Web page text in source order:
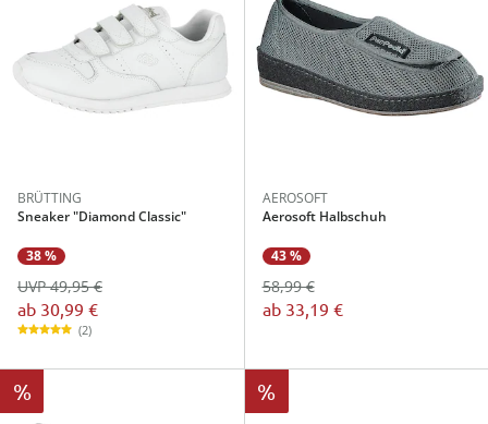
BRÜTTING
Sneaker "Diamond Classic"
38 %
ab 30,99 €
UVP 49,95 €
(2)
AEROSOFT
Aerosoft Halbschuh
43 %
58,99 €
ab 33,19 €
% %